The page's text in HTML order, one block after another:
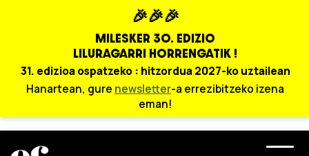
🎉🎉🎉
MILESKER 30. EDIZIO
LILURAGARRI HORRENGATIK !
31. edizioa ospatzeko : hitzordua 2027-ko uztailean
Hanartean, gure newsletter-a errezibitzeko izena
eman!